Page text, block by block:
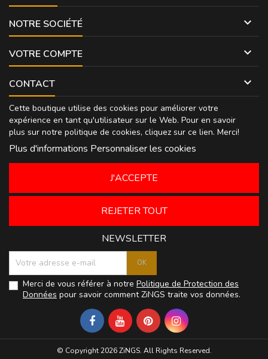
NOTRE SOCIÉTÉ 
VOTRE COMPTE 
CONTACT 
Cette boutique utilise des cookies pour améliorer votre
expérience en tant qu'utilisateur sur le Web. Pour en savoir
plus sur notre politique de cookies, cliquez sur ce lien. Merci!
Plus d'informations Personnaliser les cookies
REJETER TOUT
J'ACCEPTE
NEWSLETTER
Merci de vous référer à notre Politique de Protection des
Données pour savoir comment ZiNGS traite vos données.
© Copyright 2026 ZiNGS. All Rights Reserved.